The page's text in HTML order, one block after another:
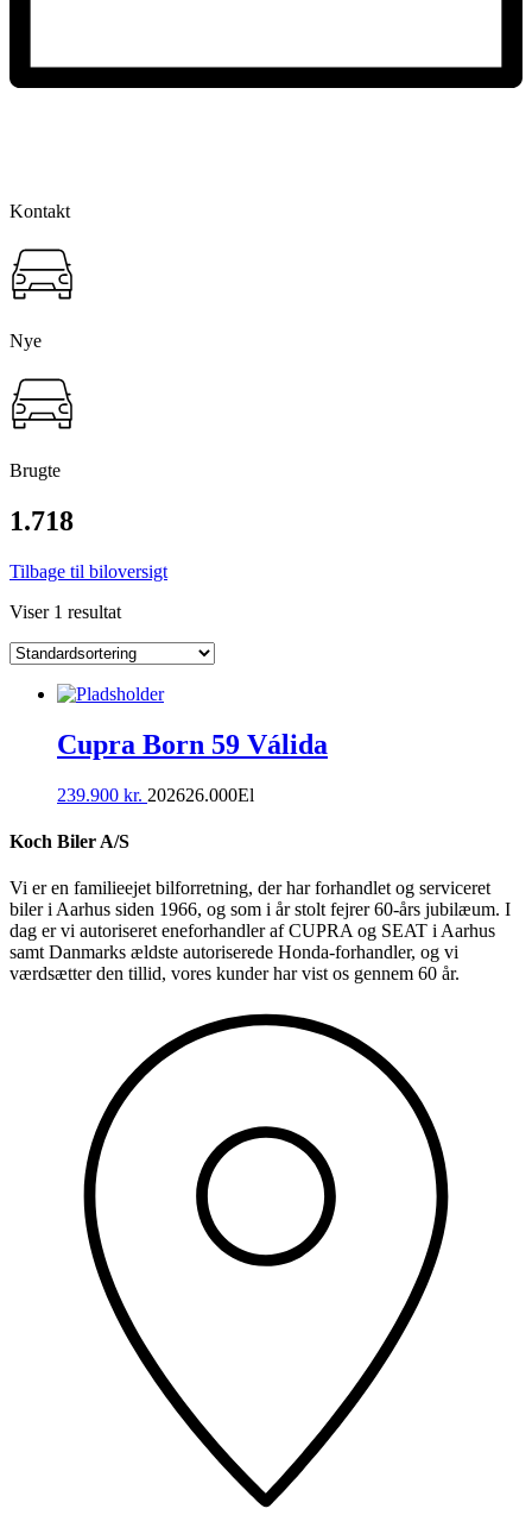
Kontakt
Nye
Brugte
1.718
Tilbage til biloversigt
Viser 1 resultat
Cupra Born 59 Válida
239.900 kr. 202626.000El
Koch Biler A/S
Vi er en familieejet bilforretning, der har forhandlet og serviceret
biler i Aarhus siden 1966, og som i år stolt fejrer 60-års jubilæum. I
dag er vi autoriseret eneforhandler af CUPRA og SEAT i Aarhus
samt Danmarks ældste autoriserede Honda-forhandler, og vi
værdsætter den tillid, vores kunder har vist os gennem 60 år.